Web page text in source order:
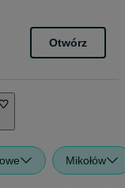
Otwórz
Mikołów